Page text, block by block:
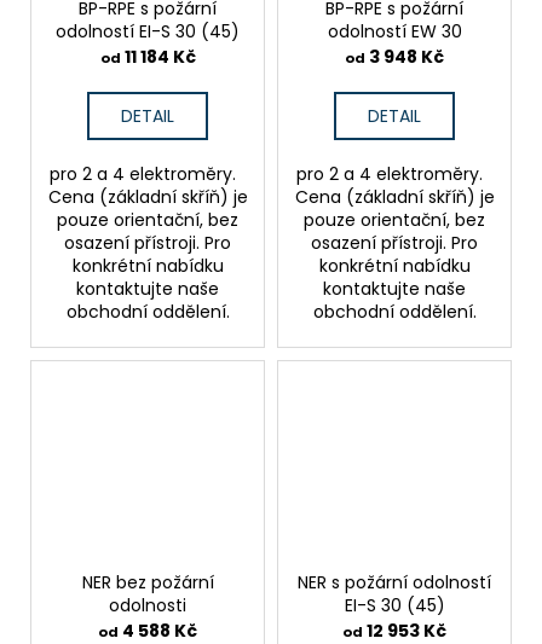
BP-RPE s požární
odolností EI-S 30 (45)
od 11 184 Kč
DETAIL
pro 2 a 4 elektroměry.
Cena (základní skříň) je
pouze orientační, bez
osazení přístroji. Pro
konkrétní nabídku
kontaktujte naše
obchodní oddělení.
BP-RPE s požární
odolností EW 30
od 3 948 Kč
DETAIL
pro 2 a 4 elektroměry.
Cena (základní skříň) je
pouze orientační, bez
osazení přístroji. Pro
konkrétní nabídku
kontaktujte naše
obchodní oddělení.
NER bez požární
odolnosti
od 4 588 Kč
NER s požární odolností
EI-S 30 (45)
od 12 953 Kč